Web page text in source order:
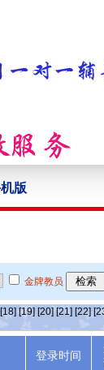
版
金牌教员
[18] [19] [20] [21] [22]
登录时间